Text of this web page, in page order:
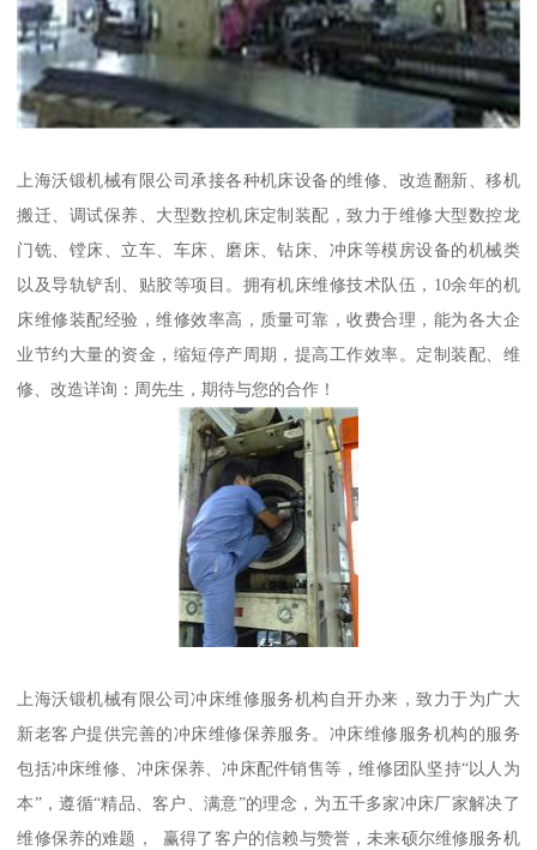
上海沃锻机械有限公司承接各种机床设备的维修、改造翻新、移机
搬迁、调试保养、大型数控机床定制装配，致力于维修大型数控龙
门铣、镗床、立车、车床、磨床、钻床、冲床等模房设备的机械类
以及导轨铲刮、贴胶等项目。拥有机床维修技术队伍，10余年的机
床维修装配经验，维修效率高，质量可靠，收费合理，能为各大企
业节约大量的资金，缩短停产周期，提高工作效率。定制装配、维
修、改造详询：周先生，期待与您的合作！
上海沃锻机械有限公司冲床维修服务机构自开办来，致力于为广大
新老客户提供完善的冲床维修保养服务。冲床维修服务机构的服务
包括冲床维修、冲床保养、冲床配件销售等，维修团队坚持“以人为
本”，遵循“精品、客户、满意”的理念，为五千多家冲床厂家解决了
维修保养的难题， 赢得了客户的信赖与赞誉，未来硕尔维修服务机